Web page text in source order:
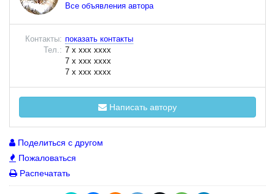
Все объявления автора
Контакты: показать контакты
Тел.: 7 x xxx xxxx
7 x xxx xxxx
7 x xxx xxxx
Написать автору
Поделиться с другом
Пожаловаться
Распечатать